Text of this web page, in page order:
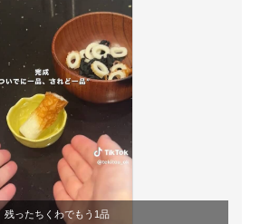
残ったちくわでもう1品